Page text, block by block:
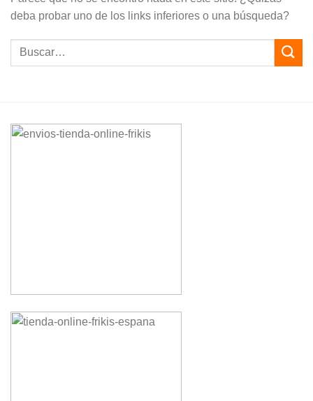
deba probar uno de los links inferiores o una búsqueda?